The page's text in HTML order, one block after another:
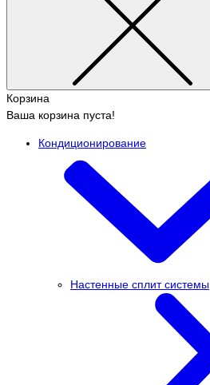
Корзина
Ваша корзина пуста!
Кондиционирование
Настенные сплит системы